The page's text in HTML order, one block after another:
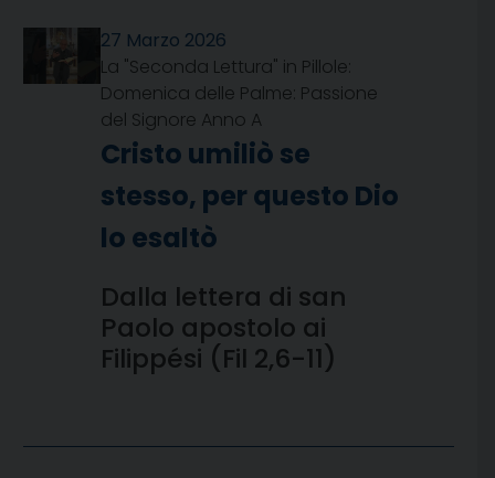
27 Marzo 2026
La "Seconda Lettura" in Pillole:
Domenica delle Palme: Passione
del Signore Anno A
Cristo umiliò se
stesso, per questo Dio
lo esaltò
Dalla lettera di san
Paolo apostolo ai
Filippési (Fil 2,6-11)